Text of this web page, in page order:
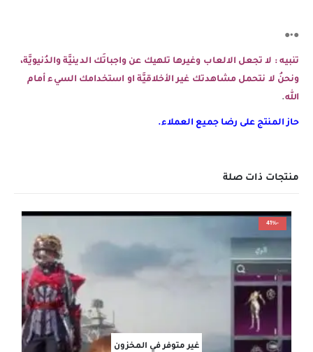
●•●
تنبيه : لا تجعل الالعاب وغيرها تلهيك عن واجباتَك الدينيَّة والدُنيويَّة،
ونحنُ لا نتحمل مشاهدتك غير الأخلاقيَّة او استخدامك السيء أمام
الله.
حاز المنتج على رضا جميع العملاء.
منتجات ذات صلة
-41%
غير متوفر في المخزون